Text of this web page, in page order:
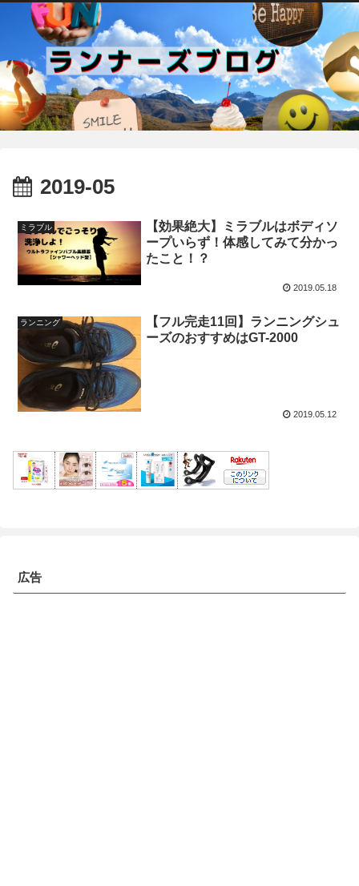
2019-05
ミラブル
【効果絶大】ミラブルはボディソ
ープいらず！体感してみて分かっ
たこと！？
2019.05.18
ランニング
【フル完走11回】ランニングシュ
ーズのおすすめはGT-2000
2019.05.12
広告